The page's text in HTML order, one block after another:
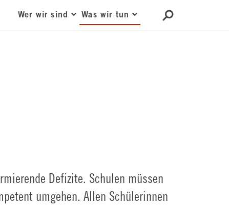
Wer wir sind Was wir tun
Defizite. Schulen müssen
umgehen. Allen Schülerinnen